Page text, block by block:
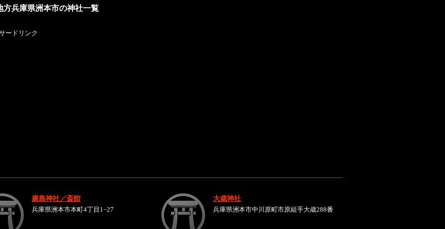
方兵庫県洲本市の神社一覧
ードリンク
厳島神社／斎館
兵庫県洲本市本町4丁目1−27
大歳神社
兵庫県洲本市中川原町市原組手大歳288番